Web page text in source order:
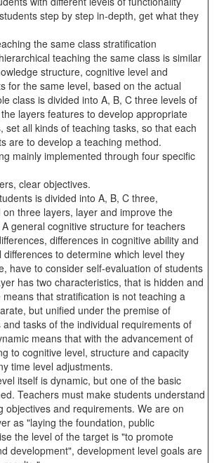
step by step in-depth, get what they
the same class stratification
teaching the same class is similar
structure, cognitive level and
for the same level, based on the actual
class is divided into A, B, C three levels of
layers features to develop appropriate
set all kinds of teaching tasks, so that each
are to develop a teaching method.
mainly implemented through four specific
clear objectives.
is divided into A, B, C three,
on three layers, layer and improve the
general cognitive structure for teachers
differences in cognitive ability and
to determine which level they
have to consider self-evaluation of students
has two characteristics, that is hidden and
that stratification is not teaching a
but unified under the premise of
tasks of the individual requirements of
means that with the advancement of
to cognitive level, structure and capacity
time level adjustments.
itself is dynamic, but one of the basic
Teachers must make students understand
objectives and requirements. We are on
as "laying the foundation, public
the level of the target is "to promote
development", development level goals are